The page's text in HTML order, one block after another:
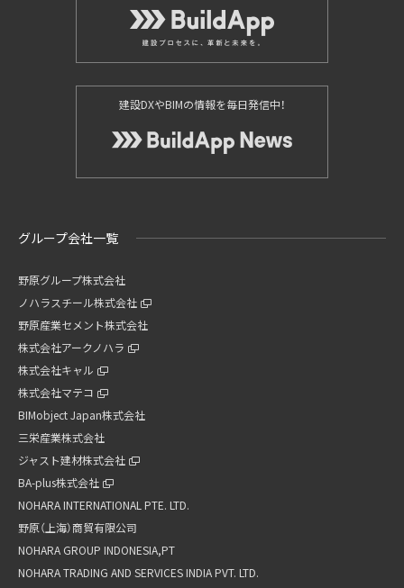
建設DXやBIMの情報を毎日発信中！
グループ会社一覧
野原グループ株式会社
ノハラスチール株式会社
野原産業セメント株式会社
株式会社アークノハラ
株式会社キャル
株式会社マテコ
BIMobject Japan株式会社
三栄産業株式会社
ジャスト建材株式会社
BA-plus株式会社
NOHARA INTERNATIONAL PTE. LTD.
野原（上海）商貿有限公司
NOHARA GROUP INDONESIA,PT
NOHARA TRADING AND SERVICES INDIA PVT. LTD.